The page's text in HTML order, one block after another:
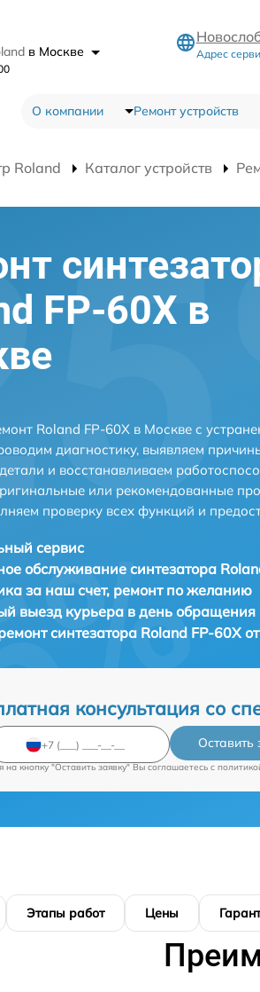
в Москве Адрес
О компании Ремонт устройств
Roland Каталог устройств
FP-60X в
Roland FP-60X в Москве с
диагностику, выявляем
и восстанавливаем
или рекомендованные
проверку всех функций и
сервис
обслуживание синтезатора
за наш счет, ремонт по желанию
выезд курьера в день обращения
синтезатора Roland FP-60X
консультация со
Оставить
на кнопку "Оставить заявку" Вы соглашаетесь c
Этапы работ Цены